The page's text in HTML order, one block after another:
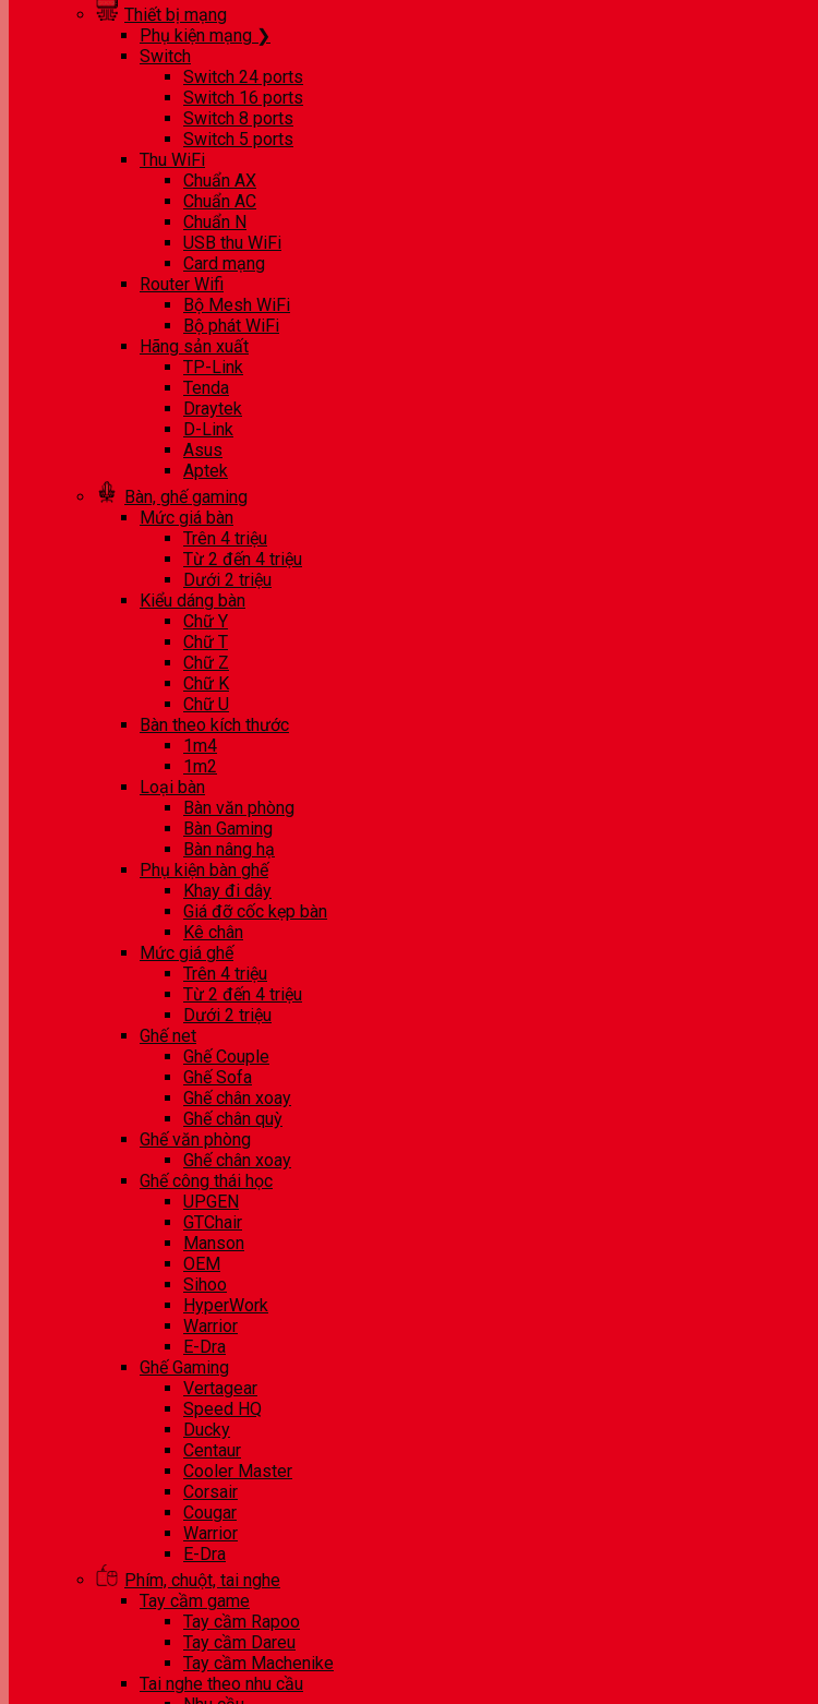
Thiết bị mạng
Phụ kiện mạng ❯
Switch
Switch 24 ports
Switch 16 ports
Switch 8 ports
Switch 5 ports
Thu WiFi
Chuẩn AX
Chuẩn AC
Chuẩn N
USB thu WiFi
Card mạng
Router Wifi
Bộ Mesh WiFi
Bộ phát WiFi
Hãng sản xuất
TP-Link
Tenda
Draytek
D-Link
Asus
Aptek
Bàn, ghế gaming
Mức giá bàn
Trên 4 triệu
Từ 2 đến 4 triệu
Dưới 2 triệu
Kiểu dáng bàn
Chữ Y
Chữ T
Chữ Z
Chữ K
Chữ U
Bàn theo kích thước
1m4
1m2
Loại bàn
Bàn văn phòng
Bàn Gaming
Bàn nâng hạ
Phụ kiện bàn ghế
Khay đi dây
Giá đỡ cốc kẹp bàn
Kê chân
Mức giá ghế
Trên 4 triệu
Từ 2 đến 4 triệu
Dưới 2 triệu
Ghế net
Ghế Couple
Ghế Sofa
Ghế chân xoay
Ghế chân quỳ
Ghế văn phòng
Ghế chân xoay
Ghế công thái học
UPGEN
GTChair
Manson
OEM
Sihoo
HyperWork
Warrior
E-Dra
Ghế Gaming
Vertagear
Speed HQ
Ducky
Centaur
Cooler Master
Corsair
Cougar
Warrior
E-Dra
Phím, chuột, tai nghe
Tay cầm game
Tay cầm Rapoo
Tay cầm Dareu
Tay cầm Machenike
Tai nghe theo nhu cầu